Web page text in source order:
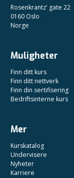
Rosenkrantz' gate 22
0160 Oslo
Norge
Muligheter
Finn ditt kurs
Finn ditt nettverk
Finn din sertifisering
Bedriftsinterne kurs
Mer
Kurskatalog
Undervisere
Nyheter
Karriere